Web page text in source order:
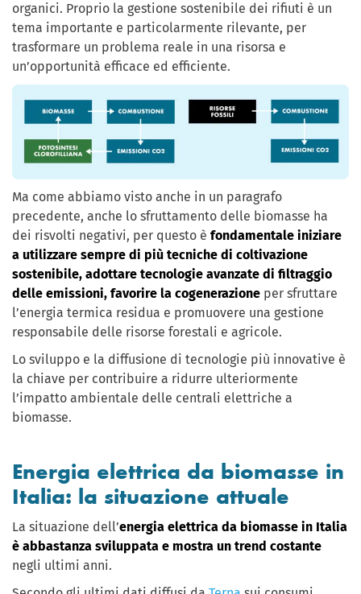
organici. Proprio la gestione sostenibile dei rifiuti è un
tema importante e particolarmente rilevante, per
trasformare un problema reale in una risorsa e
un’opportunità efficace ed efficiente.
Ma come abbiamo visto anche in un paragrafo
precedente, anche lo sfruttamento delle biomasse ha
dei risvolti negativi, per questo è fondamentale iniziare
a utilizzare sempre di più tecniche di coltivazione
sostenibile, adottare tecnologie avanzate di filtraggio
delle emissioni, favorire la cogenerazione per sfruttare
l’energia termica residua e promuovere una gestione
responsabile delle risorse forestali e agricole.
Lo sviluppo e la diffusione di tecnologie più innovative è
la chiave per contribuire a ridurre ulteriormente
l’impatto ambientale delle centrali elettriche a
biomasse.
Energia elettrica da biomasse in
Italia: la situazione attuale
La situazione dell’energia elettrica da biomasse in Italia
è abbastanza sviluppata e mostra un trend costante
negli ultimi anni.